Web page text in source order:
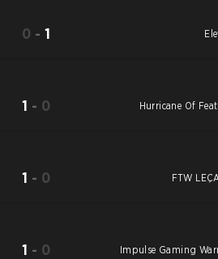
0 -1
1 - 0 Hurricane Of
1 - 0 FTW
1 - 0 Impulse Gaming